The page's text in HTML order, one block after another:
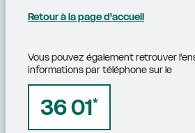
Retour à la page d'accueil
Vous pouvez également retrouver
informations par téléphone sur le
36 01*